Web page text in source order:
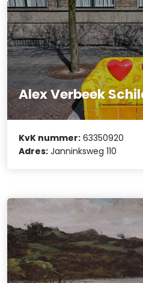
Alex Verbeek
KvK nummer: 63350920
Adres: Janninksweg 110